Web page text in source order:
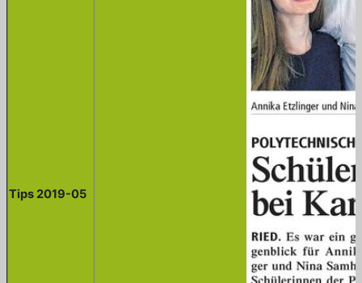
Tips 2019-05